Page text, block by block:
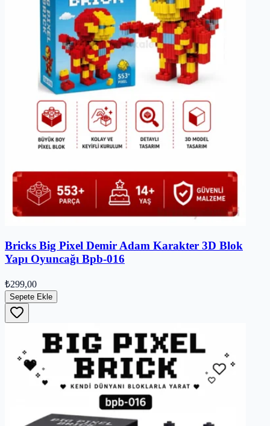
Bricks Big Pixel Demir Adam Karakter 3D Blok
Yapı Oyuncağı Bpb-016
₺299,00
Sepete Ekle